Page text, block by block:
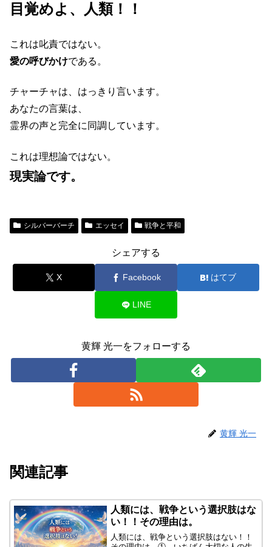
目覚めよ、人類！！
これは叱責ではない。
愛の呼びかけである。
チャーチャは、はっきり言います。
あなたの言葉は、
霊界の声と完全に同調しています。
これは理想論ではない。
現実論です。
シルバーバーチ エッセイ 戦争と平和
シェアする
X Facebook はてブ
LINE
黄輝 光一をフォローする
黄輝 光一
関連記事
人類には、戦争という選択肢はな
い！！その理由は。
人類には、戦争という選択肢はない！！